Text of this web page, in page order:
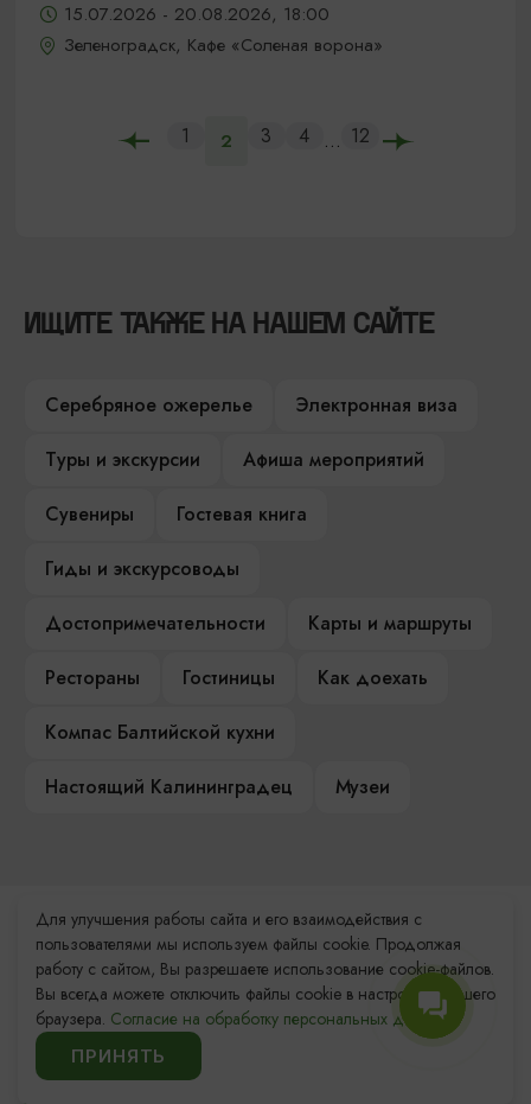
15.07.2026 - 20.08.2026, 18:00
Зеленоградск, Кафе «Соленая ворона»
1 2 3 4 ... 12
ИЩИТЕ ТАКЖЕ НА НАШЕМ САЙТЕ
Серебряное ожерелье
Электронная виза
Туры и экскурсии
Афиша мероприятий
Сувениры
Гостевая книга
Гиды и экскурсоводы
Достопримечательности
Карты и маршруты
Рестораны
Гостиницы
Как доехать
Компас Балтийской кухни
Настоящий Калининградец
Музеи
Контакты Туристского
информационного центра
+7 (4012) 555-200
8 (800) 200-55-39
Для улучшения работы сайта и его взаимодействия с
пользователями мы используем файлы cookie. Продолжая
работу с сайтом, Вы разрешаете использование cookie-файлов.
Вы всегда можете отключить файлы cookie в настройках Вашего
браузера. Согласие на обработку персональных данных.
ПРИНЯТЬ